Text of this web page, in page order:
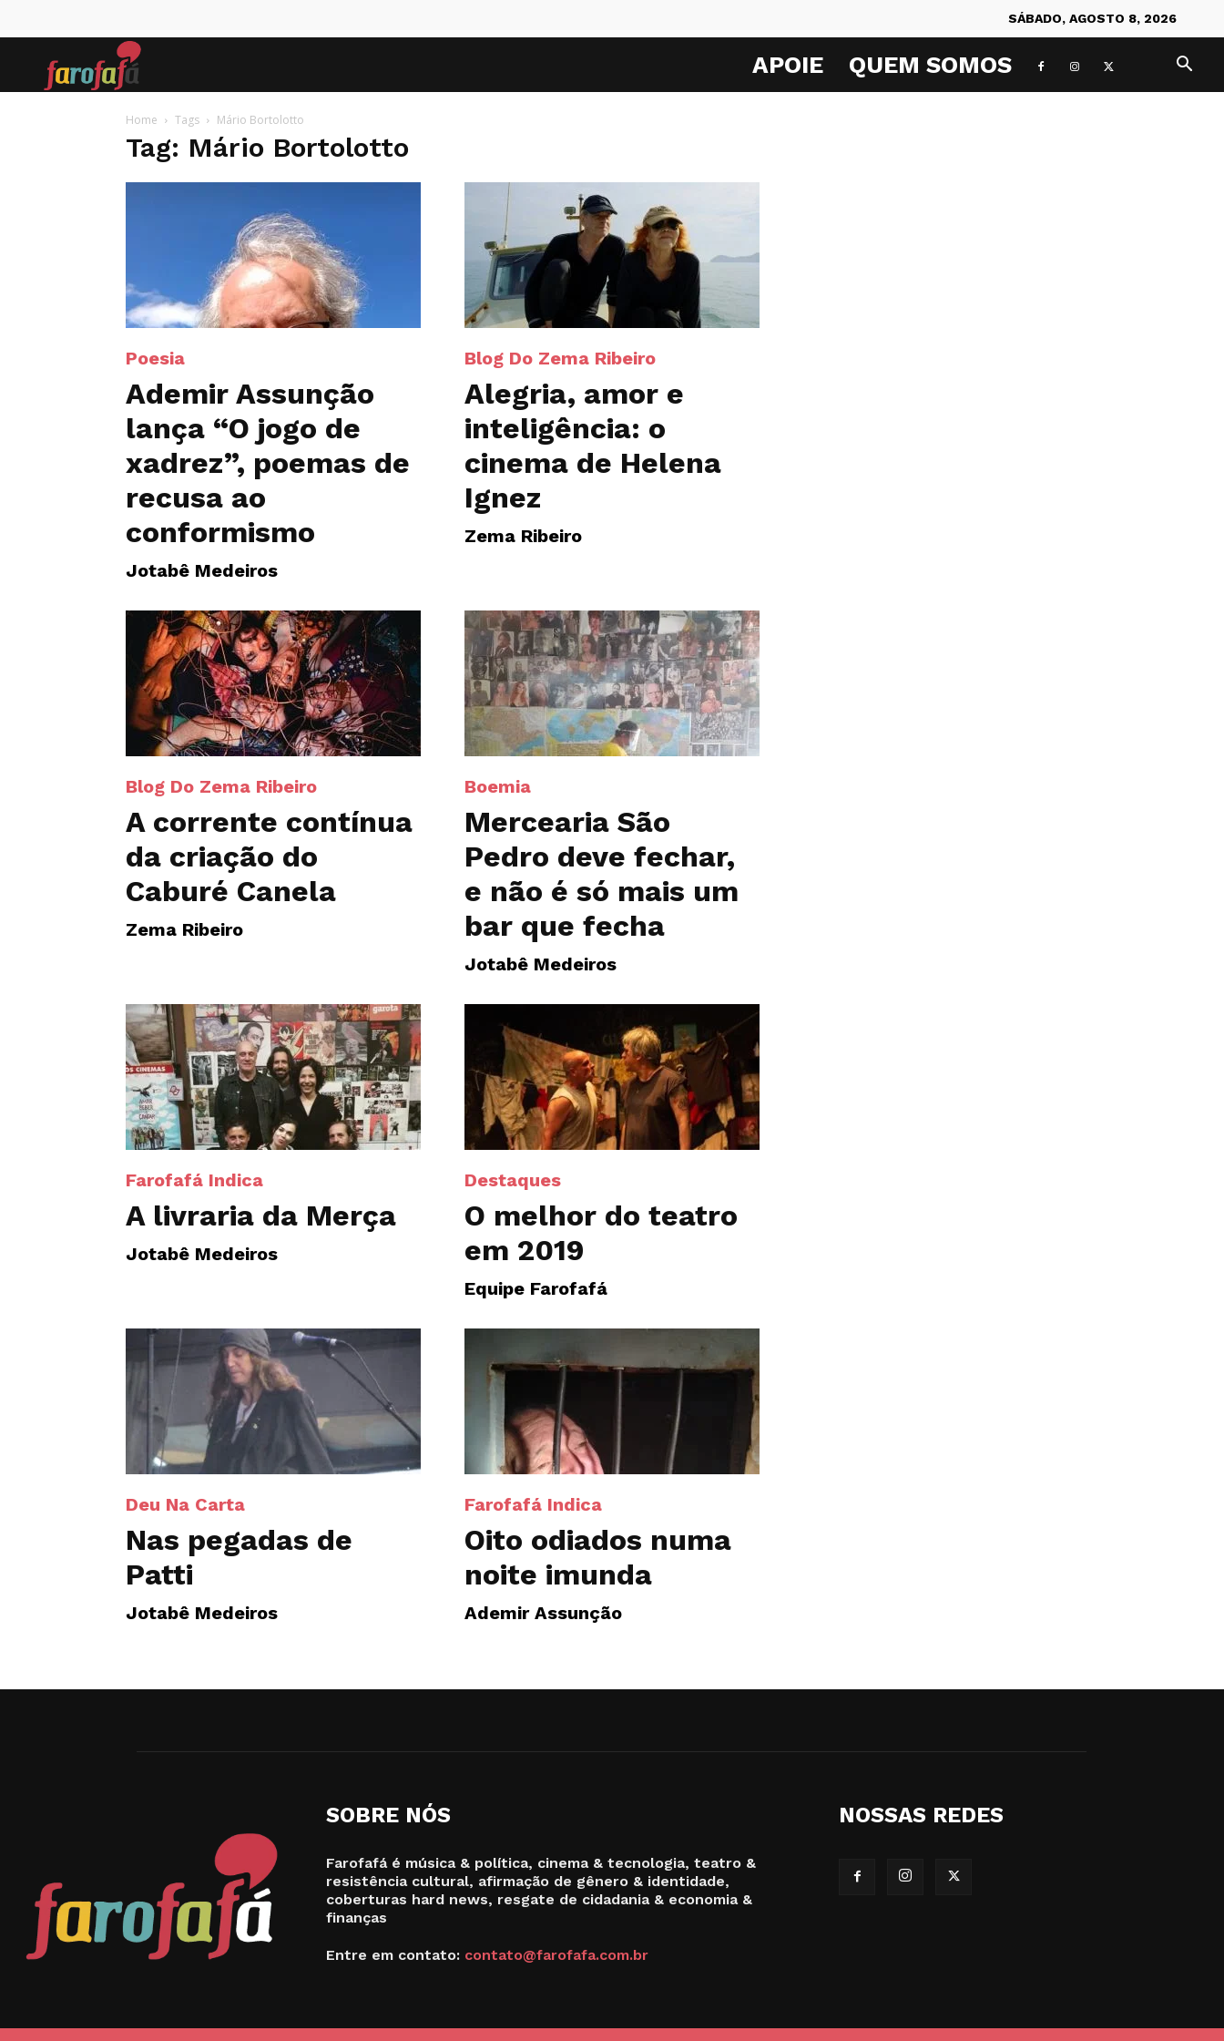
SÁBADO, AGOSTO 8, 2026
APOIE QUEM SOMOS
Home Tags Mário Bortolotto
Tag: Mário Bortolotto
Poesia
Ademir Assunção
lança “O jogo de
xadrez”, poemas de
recusa ao
conformismo
Jotabê Medeiros
Blog Do Zema Ribeiro
Alegria, amor e
inteligência: o
cinema de Helena
Ignez
Zema Ribeiro
Blog Do Zema Ribeiro
A corrente contínua
da criação do
Caburé Canela
Zema Ribeiro
Boemia
Mercearia São
Pedro deve fechar,
e não é só mais um
bar que fecha
Jotabê Medeiros
Farofafá Indica
A livraria da Merça
Jotabê Medeiros
Destaques
O melhor do teatro
em 2019
Equipe Farofafá
Deu Na Carta
Nas pegadas de
Patti
Jotabê Medeiros
Farofafá Indica
Oito odiados numa
noite imunda
Ademir Assunção
SOBRE NÓS
Farofafá é música & política, cinema & tecnologia, teatro &
resistência cultural, afirmação de gênero & identidade,
coberturas hard news, resgate de cidadania & economia &
finanças
Entre em contato: contato@farofafa.com.br
NOSSAS REDES